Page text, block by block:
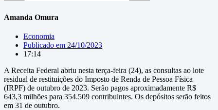
Amanda Omura
Economia
Publicado em 24/10/2023
17:14
A Receita Federal abriu nesta terça-feira (24), as consultas ao lote
residual de restituições do Imposto de Renda de Pessoa Física
(IRPF) de outubro de 2023. Serão pagos aproximadamente R$
643,3 milhões para 354.509 contribuintes. Os depósitos serão feitos
em 31 de outubro.